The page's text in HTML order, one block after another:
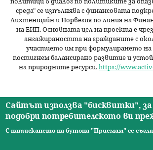
среда" се изпълнява с финансовата
Лихтенщайн и Норвегия по линия на
на ЕИП. Основната цел на проекта е
ангажираността на гражданите с
участието им при формулирането
постигнем балансирано развитие и
на природните ресурси.https://
О
Начало Новини Видео Ресурси
Контакти
Сайтът използва "бисквитки", за
подобри потребителското ви
С натискането на бутона "Приемам" се